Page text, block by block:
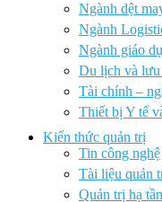
Ngành dệt
Ngành
Ngành giáo
Du lịch và lưu
Tài chính –
Thiết bị Y tế
Kiến thức quản trị
Tin công nghệ
Tài liệu quản
Quản trị hạ